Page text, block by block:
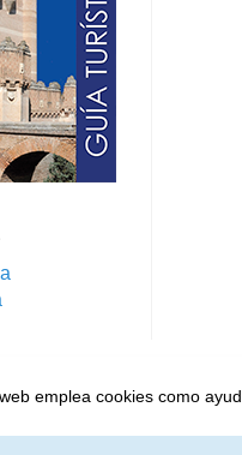
emplea cookies como